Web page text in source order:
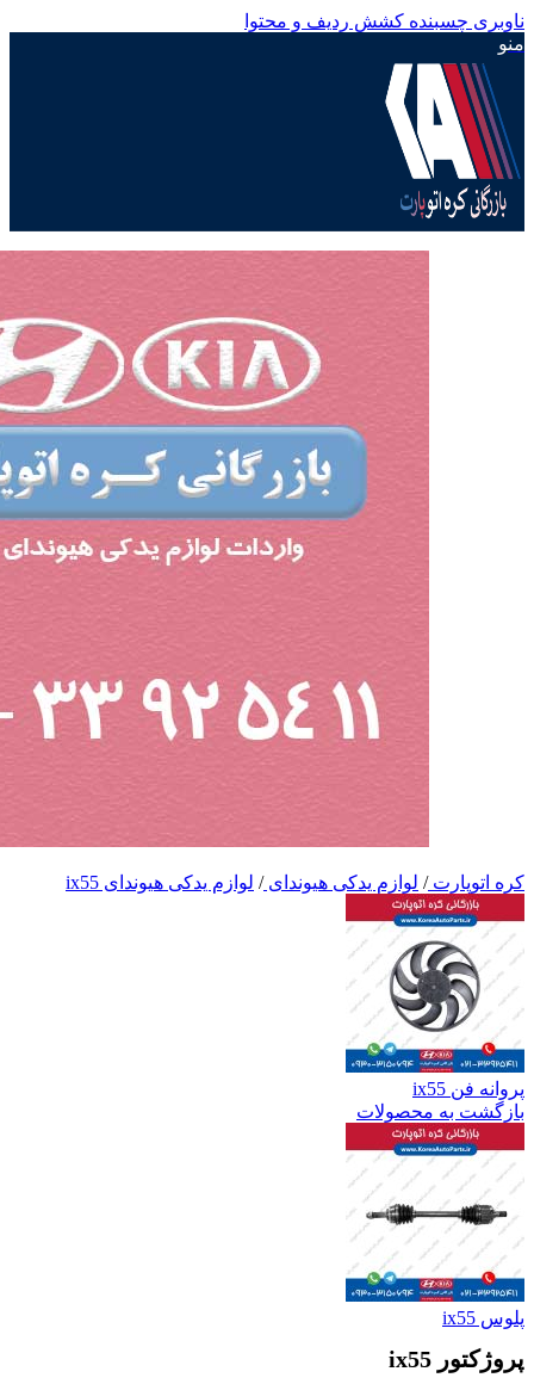
ناوبری چسبنده کشش ردیف و محتوا
منو
کره اتوپارت/ لوازم یدکی هیوندای/ لوازم یدکی هیوندای ix55
پروانه فن ix55
بازگشت به محصولات
پلوس ix55
پروژکتور ix55